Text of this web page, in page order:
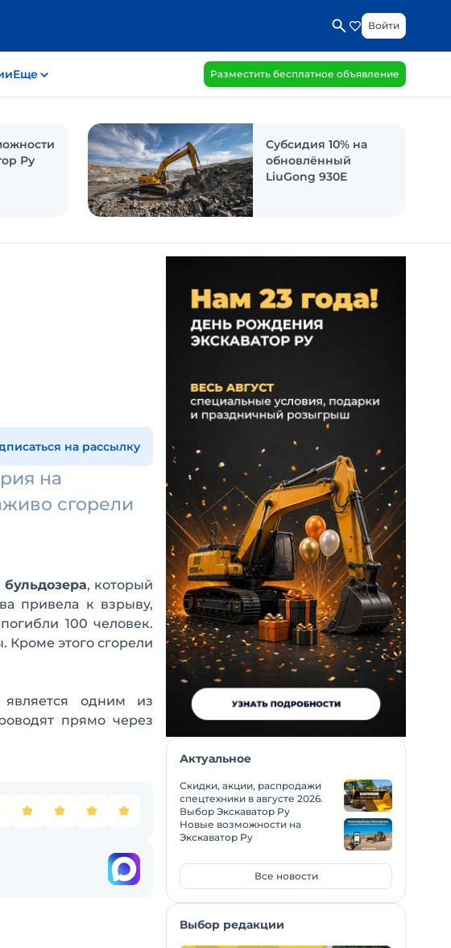
Войти
Еще Разместить бесплатное объявление
Ру
Субсидия 10% на
обновлённый
LiuGong 930E
на рассылку
на
сгорели
бульдозера, который
привела к взрыву,
100 человек.
этого сгорели
одним из
прямо через
Актуальное
Скидки, акции, распродажи
спецтехники в августе 2026.
Выбор Экскаватор Ру
Новые возможности на
Экскаватор Ру
Все новости
Выбор редакции